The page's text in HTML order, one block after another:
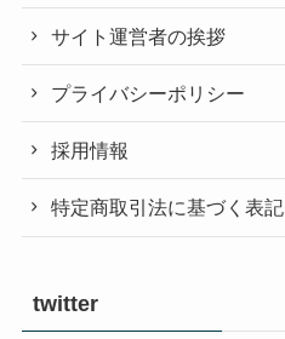
サイト運営者の挨拶
プライバシーポリシー
採用情報
特定商取引法に基づく表記
twitter